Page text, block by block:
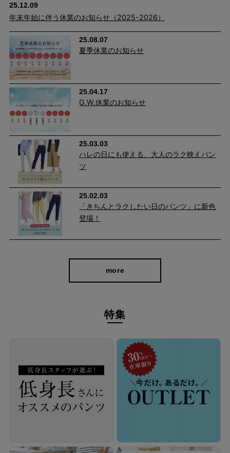
25.12.09
年末年始に伴う休業のお知らせ（2025-2026）
25.08.07
夏季休業のお知らせ
25.04.17
G.W.休業のお知らせ
25.03.03
ハレの日にも使える、大人のラク映えパン
ツ
25.02.03
「きちんとラクしたい日のパンツ」に新色
登場！
more
特集